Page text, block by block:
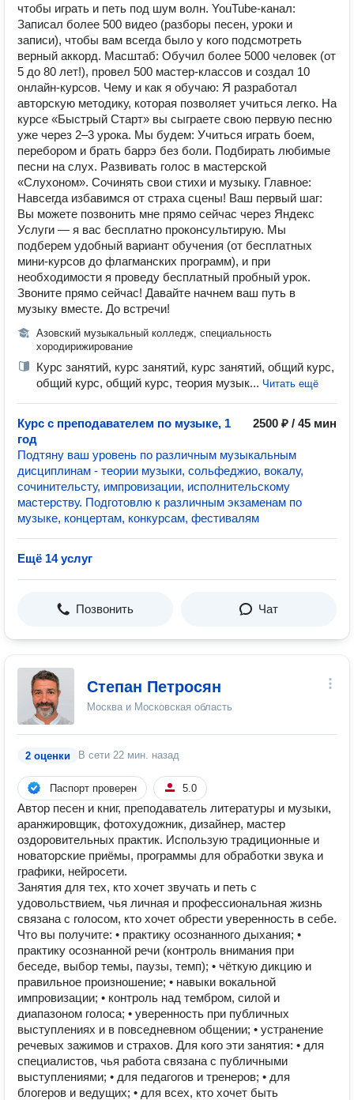
чтобы играть и петь под шум волн. YouTube-канал:
Записал более 500 видео (разборы песен, уроки и
записи), чтобы вам всегда было у кого подсмотреть
верный аккорд. Масштаб: Обучил более 5000 человек (от
5 до 80 лет!), провел 500 мастер-классов и создал 10
онлайн-курсов. Чему и как я обучаю: Я разработал
авторскую методику, которая позволяет учиться легко. На
курсе «Быстрый Старт» вы сыграете свою первую песню
уже через 2–3 урока. Мы будем: Учиться играть боем,
перебором и брать баррэ без боли. Подбирать любимые
песни на слух. Развивать голос в мастерской
«Слухоном». Сочинять свои стихи и музыку. Главное:
Навсегда избавимся от страха сцены! Ваш первый шаг:
Вы можете позвонить мне прямо сейчас через Яндекс
Услуги — я вас бесплатно проконсультирую. Мы
подберем удобный вариант обучения (от бесплатных
мини-курсов до флагманских программ), и при
необходимости я проведу бесплатный пробный урок.
Звоните прямо сейчас! Давайте начнем ваш путь в
музыку вместе. До встречи!
Азовский музыкальный колледж, специальность
хородирижирование
Курс занятий, курс занятий, курс занятий, общий курс,
общий курс, общий курс, теория музык... Читать ещё
Курс с преподавателем по музыке, 1
год
2500 ₽ / 45 мин
Подтяну ваш уровень по различным музыкальным
дисциплинам - теории музыки, сольфеджио, вокалу,
сочинительсту, импровизации, исполнительскому
мастерству. Подготовлю к различным экзаменам по
музыке, концертам, конкурсам, фестивалям
Ещё 14 услуг
Позвонить Чат
Степан Петросян
Москва и Московская область
2 оценки В сети 22 мин. назад
Паспорт проверен 5.0
Автор песен и книг, преподаватель литературы и музыки,
аранжировщик, фотохудожник, дизайнер, мастер
оздоровительных практик. Использую традиционные и
новаторские приёмы, программы для обработки звука и
графики, нейросети.
Занятия для тех, кто хочет звучать и петь с
удовольствием, чья личная и профессиональная жизнь
связана с голосом, кто хочет обрести уверенность в себе.
Что вы получите: • практику осознанного дыхания; •
практику осознанной речи (контроль внимания при
беседе, выбор темы, паузы, темп); • чёткую дикцию и
правильное произношение; • навыки вокальной
импровизации; • контроль над тембром, силой и
диапазоном голоса; • уверенность при публичных
выступлениях и в повседневном общении; • устранение
речевых зажимов и страхов. Для кого эти занятия: • для
специалистов, чья работа связана с публичными
выступлениями; • для педагогов и тренеров; • для
блогеров и ведущих; • для всех, кто хочет быть